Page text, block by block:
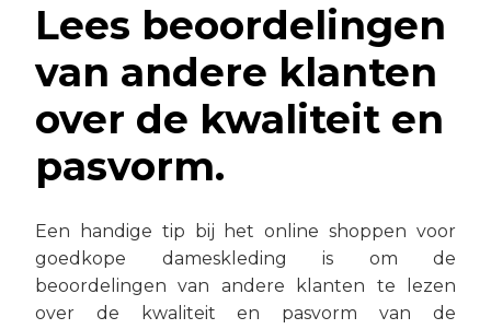
Lees beoordelingen
van andere klanten
over de kwaliteit en
pasvorm.
Een handige tip bij het online shoppen voor
goedkope dameskleding is om de
beoordelingen van andere klanten te lezen
over de kwaliteit en pasvorm van de